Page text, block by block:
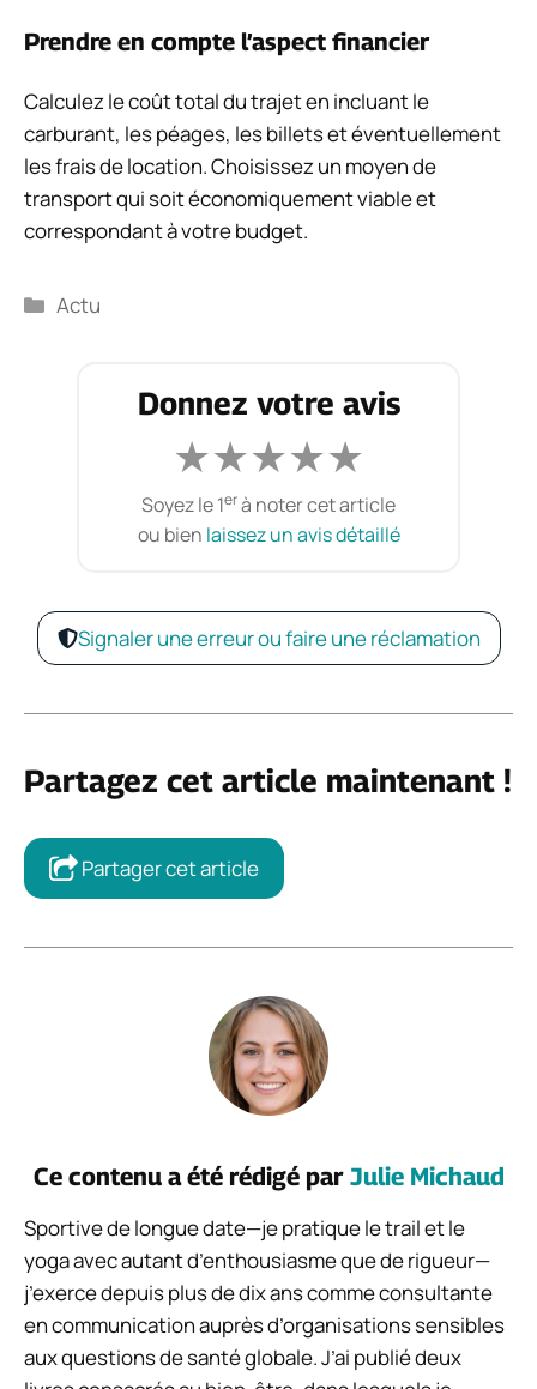
Prendre en compte l’aspect financier
Calculez le coût total du trajet en incluant le
carburant, les péages, les billets et éventuellement
les frais de location. Choisissez un moyen de
transport qui soit économiquement viable et
correspondant à votre budget.
Catégories
Actu
Donnez votre avis
★★★★★
Soyez le 1erà noter cet article
ou bien laissez un avis détaillé
Signaler une erreur ou faire une réclamation
Partagez cet article maintenant !
Partager cet article
Ce contenu a été rédigé par Julie Michaud
Sportive de longue date—je pratique le trail et le
yoga avec autant d’enthousiasme que de rigueur—
j’exerce depuis plus de dix ans comme consultante
en communication auprès d’organisations sensibles
aux questions de santé globale. J’ai publié deux